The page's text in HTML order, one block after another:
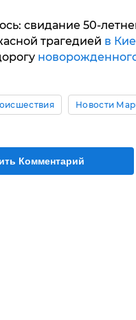
свидание 50-
трагедией в
Новости
Комментарий